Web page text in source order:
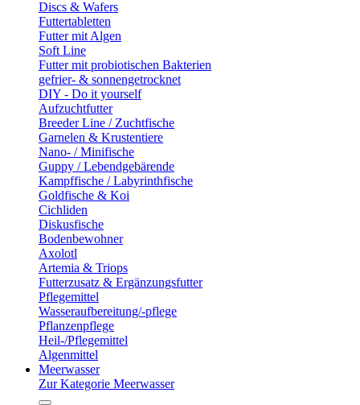
Discs & Wafers
Futtertabletten
Futter mit Algen
Soft Line
Futter mit probiotischen Bakterien
gefrier- & sonnengetrocknet
DIY - Do it yourself
Aufzuchtfutter
Breeder Line / Zuchtfische
Garnelen & Krustentiere
Nano- / Minifische
Guppy / Lebendgebärende
Kampffische / Labyrinthfische
Goldfische & Koi
Cichliden
Diskusfische
Bodenbewohner
Axolotl
Artemia & Triops
Futterzusatz & Ergänzungsfutter
Pflegemittel
Wasseraufbereitung/-pflege
Pflanzenpflege
Heil-/Pflegemittel
Algenmittel
Meerwasser
Zur Kategorie Meerwasser